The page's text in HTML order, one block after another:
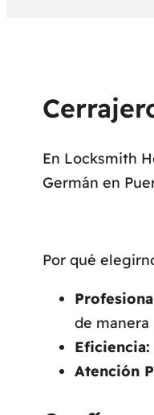
En Locksmith
Germán en
Por qué
de
Eficiencia:
Atención